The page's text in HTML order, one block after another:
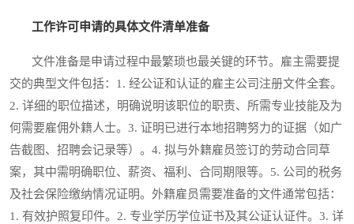
工作许可申请的具体文件清单准备
文件准备是申请过程中最繁琐也最关键的环节。雇主需要提
交的典型文件包括：1. 经公证和认证的雇主公司注册文件全套。
2. 详细的职位描述，明确说明该职位的职责、所需专业技能及为
何需要雇佣外籍人士。3. 证明已进行本地招聘努力的证据（如广
告截图、招聘会记录等）。4. 拟与外籍雇员签订的劳动合同草
案，其中需明确职位、薪资、福利、合同期限等。5. 公司的税务
及社会保险缴纳情况证明。外籍雇员需要准备的文件通常包括：
1. 有效护照复印件。2. 专业学历学位证书及其公证认证件。3. 详